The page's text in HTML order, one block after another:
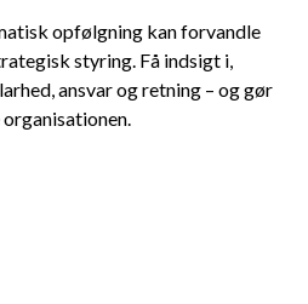
opfølgning kan forvandle
styring. Få indsigt i,
ansvar og retning – og gør